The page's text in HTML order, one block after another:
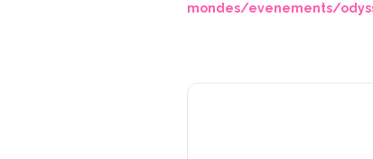
mondes/evenements/